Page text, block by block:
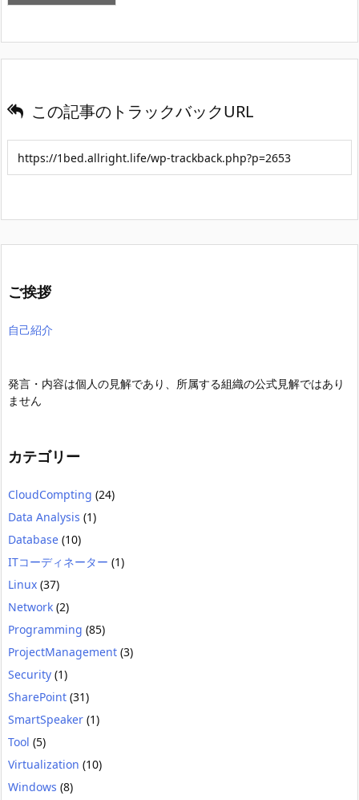
この記事のトラックバックURL
ご挨拶
自己紹介
発言・内容は個人の見解であり、所属する組織の公式見解ではあり
ません
カテゴリー
CloudCompting (24)
Data Analysis (1)
Database (10)
ITコーディネーター (1)
Linux (37)
Network (2)
Programming (85)
ProjectManagement (3)
Security (1)
SharePoint (31)
SmartSpeaker (1)
Tool (5)
Virtualization (10)
Windows (8)